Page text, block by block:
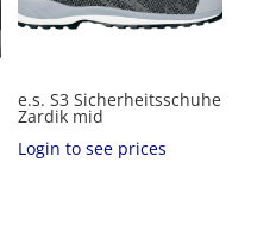
e.s. S3 Sicherheitsschuhe
Zardik mid
Login to see prices